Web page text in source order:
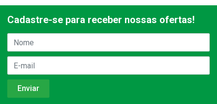
Cadastre-se para receber nossas ofertas!